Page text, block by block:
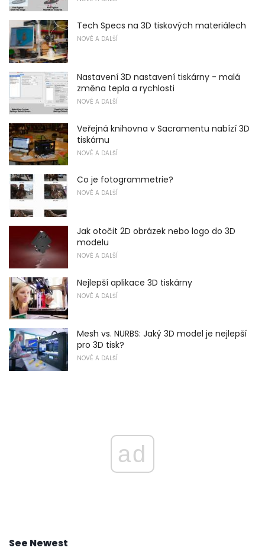
Tech Specs na 3D tiskových materiálech
NOVÉ A DALŠÍ
Nastavení 3D nastavení tiskárny - malá
změna tepla a rychlosti
NOVÉ A DALŠÍ
Veřejná knihovna v Sacramentu nabízí 3D
tiskárnu
NOVÉ A DALŠÍ
Co je fotogrammetrie?
NOVÉ A DALŠÍ
Jak otočit 2D obrázek nebo logo do 3D
modelu
NOVÉ A DALŠÍ
Nejlepší aplikace 3D tiskárny
NOVÉ A DALŠÍ
Mesh vs. NURBS: Jaký 3D model je nejlepší
pro 3D tisk?
NOVÉ A DALŠÍ
ad
See Newest